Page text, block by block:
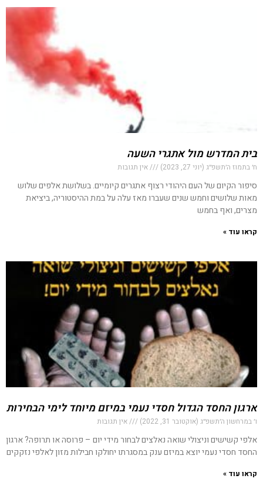
בית המדרש מול אתגרי השעה
ח׳ בתמוז ה׳תשפ״ג (יוני 27, 2023) אין תגובות
סיפור הקיום של העם היהודי רצוף אתגרים קיומיים. בשלושת אלפים שלוש
מאות שלושים וחמש שנים שעברו מאז עלה על במת ההיסטוריה, ביציאת
מצרים, ואף בחמש
קראו עוד »
ארגון החסד הגדול חסדי נעמי במיזם מיוחד לימי הבחירות
ו׳ במרחשון ה׳תשפ״ג (אוקטובר 31, 2022) אין תגובות
אלפי קשישים וניצולי שואה נאלצים לבחור מידי יום – פרוסה או תרופה? ארגון
החסד חסדי נעמי יוצא במיזם ענק במסגרתו יחולקו חבילות מזון לאלפי נזקקים
קראו עוד »